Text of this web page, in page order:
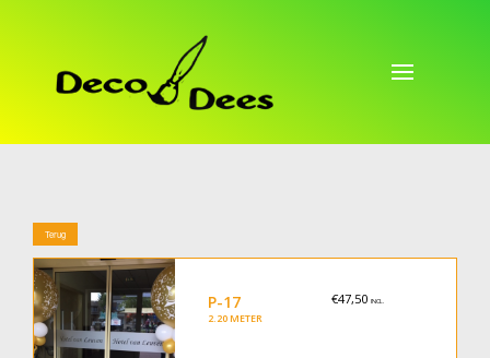
Terug
P-17
2.20 METER
€47,50INCL.